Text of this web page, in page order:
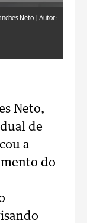
Neto |
Autor:
Neto,
de
a
do